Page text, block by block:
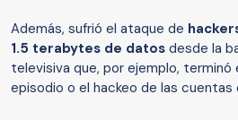
Además, sufrió el ataque de
1.5 terabytes de datos desde la
televisiva que, por ejemplo,
episodio o el hackeo de las